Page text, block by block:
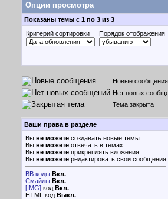
Опции просмотра
Показаны темы с 1 по 3 из 3
Критерий сортировки
Порядок отображения
Новые сообщения
Нет новых
Тема закрыта
Ваши права в разделе
Вы не можете создавать новые темы
Вы не можете отвечать в темах
Вы не можете прикреплять вложения
Вы не можете редактировать свои сообщения
BB коды Вкл.
Смайлы Вкл.
[IMG] код Вкл.
HTML код Выкл.